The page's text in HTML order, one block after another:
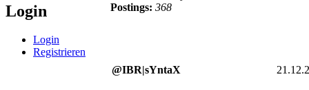
Login
Login
Registrieren
Postings: 368
@IBR|sYntaX